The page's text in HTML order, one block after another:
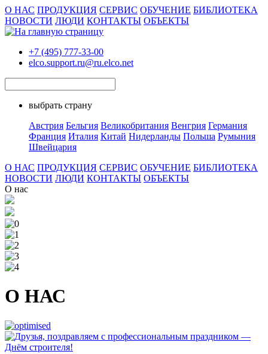
О НАС ПРОДУКЦИЯ СЕРВИС ОБУЧЕНИЕ БИБЛИОТЕКА
НОВОСТИ ЛЮДИ КОНТАКТЫ ОБЪЕКТЫ
+7 (495) 777-33-00
elco.support.ru@ru.elco.net
выбрать страну
Австрия Бельгия Великобритания Венгрия Германия
Франция Италия Китай Нидерланды Польша Румыния
Швейцария
О НАС ПРОДУКЦИЯ СЕРВИС ОБУЧЕНИЕ БИБЛИОТЕКА
НОВОСТИ ЛЮДИ КОНТАКТЫ ОБЪЕКТЫ
О нас
О НАС